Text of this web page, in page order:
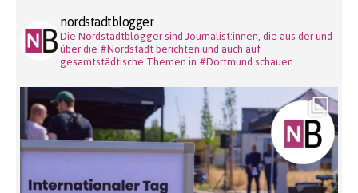
nordstadtblogger
Die Nordstadtblogger sind Journalist:innen, die aus der und
über die #Nordstadt berichten und auch auf
gesamtstädtische Themen in #Dortmund schauen